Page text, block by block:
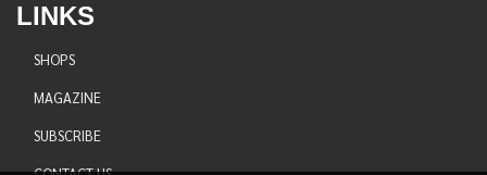
LINKS
SHOPS
MAGAZINE
SUBSCRIBE